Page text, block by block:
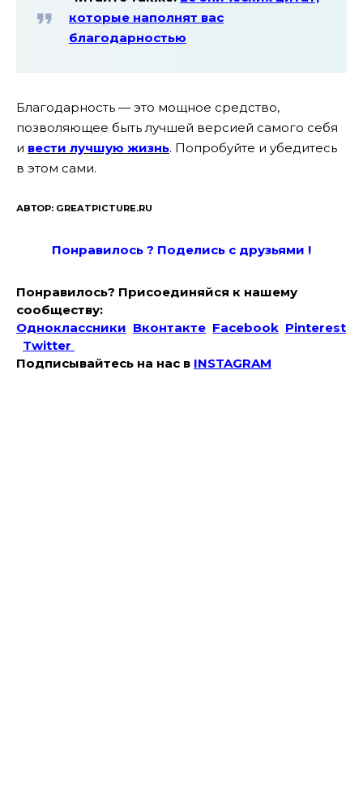
которые наполнят вас
благодарностью
Благодарность — это мощное средство,
позволяющее быть лучшей версией самого себя
и вести лучшую жизнь. Попробуйте и убедитесь
в этом сами.
АВТОР: GREATPICTURE.RU
Понравилось ? Поделись с друзьями !
Понравилось? Присоединяйся к нашему
сообществу:
Одноклассники Вконтакте Facebook Pinterest
Twitter
Подписывайтесь на наc в INSTAGRAM